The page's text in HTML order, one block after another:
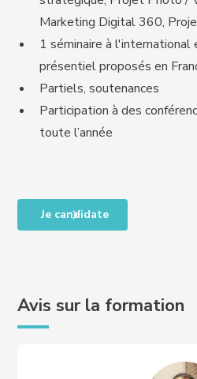
Marketing Digital 360,
1 séminaire à
présentiel proposés en
Partiels, soutenances
Participation à des
toute l’année
Je candidate
Avis sur la formation